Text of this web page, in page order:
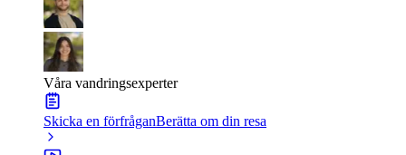
Våra vandringsexperter
Skicka en förfråganBerätta om din resa